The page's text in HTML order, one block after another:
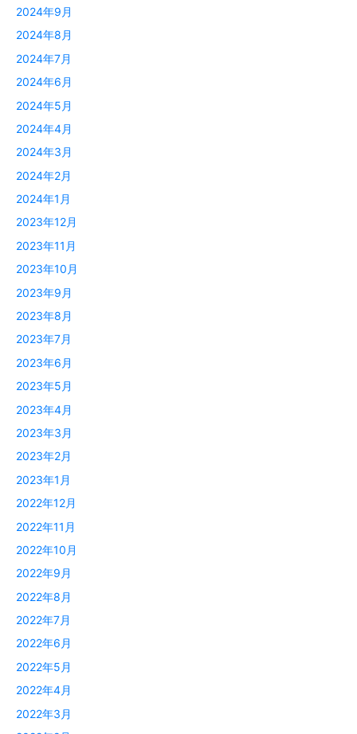
2024年9月
2024年8月
2024年7月
2024年6月
2024年5月
2024年4月
2024年3月
2024年2月
2024年1月
2023年12月
2023年11月
2023年10月
2023年9月
2023年8月
2023年7月
2023年6月
2023年5月
2023年4月
2023年3月
2023年2月
2023年1月
2022年12月
2022年11月
2022年10月
2022年9月
2022年8月
2022年7月
2022年6月
2022年5月
2022年4月
2022年3月